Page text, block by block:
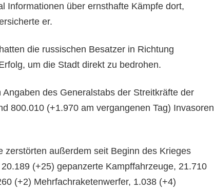
Informationen über ernsthafte Kämpfe dort,
er.
die russischen Besatzer in Richtung
um die Stadt direkt zu bedrohen.
des Generalstabs der Streitkräfte der
800.010 (+1.970 am vergangenen Tag) Invasoren
zerstörten außerdem seit Beginn des Krieges
(+25) gepanzerte Kampffahrzeuge, 21.710
(+2) Mehrfachraketenwerfer, 1.038 (+4)